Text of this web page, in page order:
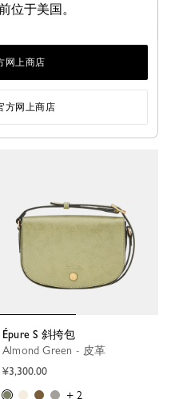
Épure S 斜挎包
Épure S 斜挎包
Almond Green - 皮革
¥3,300.00
+ 2
位于美国。
网上商店
方网上商店